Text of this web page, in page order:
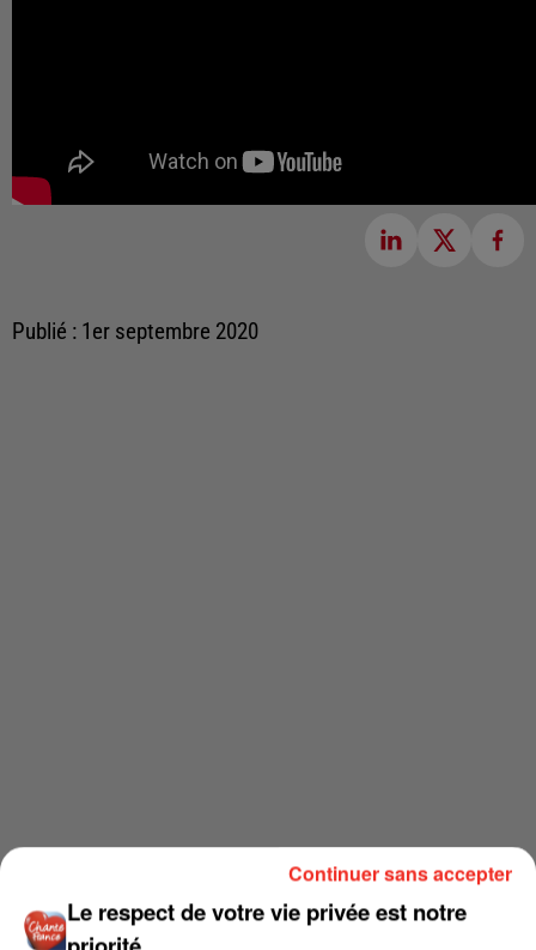
Publié : 1er septembre 2020
Le respect de votre vie privée est notre
Continuer sans accepter